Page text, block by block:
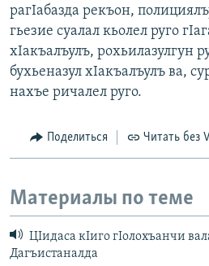
рагIабазда рекъон,
гьезие суалал кьолел руго
хIакъалъулъ, рохьилазулгун
бухьеназул хIакъалъулъ ва,
нахъе ричалел руго.
Поделиться Читать без
Материалы по теме
ЦIидаса кIиго гIолохъанчи
Дагъистаналда